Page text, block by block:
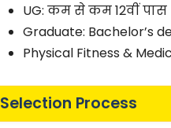
UG: कम से कम 12वीं पास
Graduate: Bachelor’s
Physical Fitness &
Selection Process